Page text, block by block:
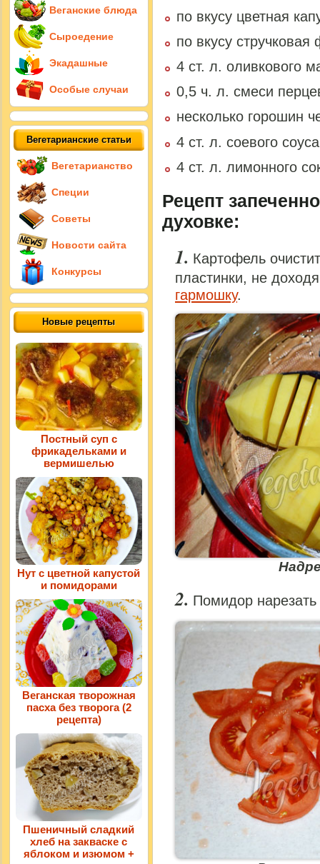
по вкусу цветная
по вкусу
4 ст. л. оливкового
0,5 ч. л. смеси
несколько горошин
4 ст. л. соевого соуса
4 ст. л. лимонного
Рецепт
духовке:
Картофель
пластинки, не
гармошку.
Помидор
Веганские блюда
Сыроедение
Экадашные
Особые случаи
Вегетарианские статьи
Вегетарианство
Специи
Советы
Новости сайта
Конкурсы
Новые рецепты
Постный суп с
фрикадельками и
вермишелью
Нут с цветной капустой
и помидорами
Веганская творожная
пасха без творога (2
рецепта)
Пшеничный сладкий
хлеб на закваске с
яблоком и изюмом +